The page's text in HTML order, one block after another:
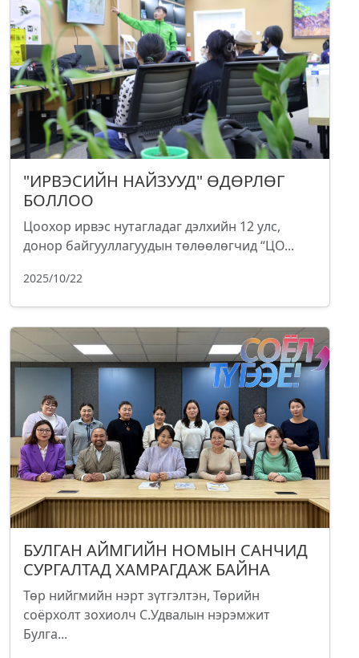
"ИРВЭСИЙН НАЙЗУУД" ӨДӨРЛӨГ
БОЛЛОО
Цоохор ирвэс нутагладаг дэлхийн 12 улс,
донор байгууллагуудын төлөөлөгчид “ЦО...
2025/10/22
БУЛГАН АЙМГИЙН НОМЫН САНЧИД
СУРГАЛТАД ХАМРАГДАЖ БАЙНА
Төр нийгмийн нэрт зүтгэлтэн, Төрийн
соёрхолт зохиолч С.Удвалын нэрэмжит
Булга...